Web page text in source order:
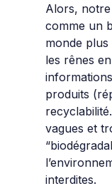
Alors,
comme un
monde
les rênes
produits
vagues et
interdites.